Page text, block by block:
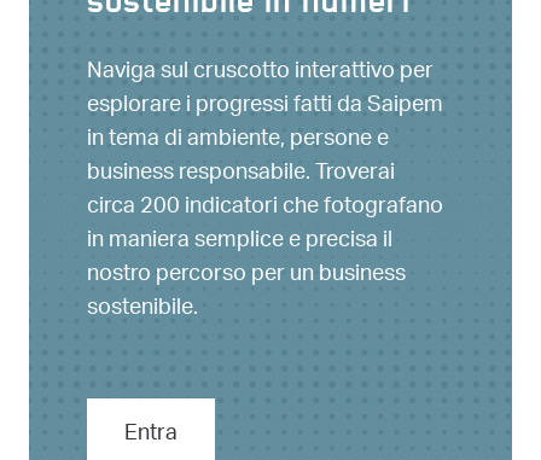
sostenibile in numeri
Naviga sul cruscotto interattivo per
esplorare i progressi fatti da Saipem
in tema di ambiente, persone e
business responsabile. Troverai
circa 200 indicatori che fotografano
in maniera semplice e precisa il
nostro percorso per un business
sostenibile.
Entra